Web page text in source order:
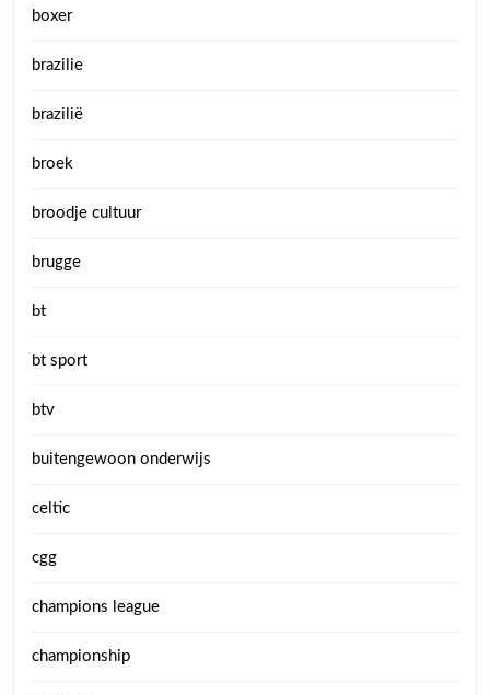
boxer
brazilie
brazilië
broek
broodje cultuur
brugge
bt
bt sport
btv
buitengewoon onderwijs
celtic
cgg
champions league
championship